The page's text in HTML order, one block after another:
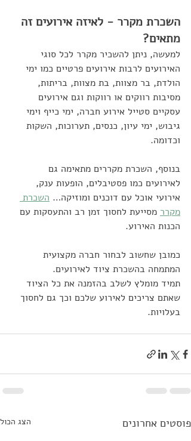
השכרת מקרר - לאיזה אירועים זה
מתאים?
למעשה, ניתן להשכיר מקרר לכל סוגי
האירועים לרבות אירועים פרטיים כמו ימי
הולדת, בר מצוות, בת מצוות, בריתות,
מסיבות רווקים או רווקות וגם אירועים
עסקיים סטייל אירוע חברה, ימי כייף וימי
גיבוש, ימי עיון, כנסים, תערוכות, השקות
וכדומה.
בנוסף, השכרת מקררים מתאימה גם
לאירועים כמו פסטיבלים, הופעות ענק,
אירועי אוכל עם דוכנים ומוזיקה… השכרת
מקרר מסייעת לחסוך זמן רב והתעסקות עם
הכנות האירוע.
כמובן שחשוב לבחור חברה מקצועית
המתמחה בהשכרת ציוד לאירועים.
תמיד מומלץ לשלב בהזמנה את כל הציוד
שאתם צריכים לאירוע שלכם וכך גם לחסוך
בעלויות.
פוסטים אחרונים הצג הכול